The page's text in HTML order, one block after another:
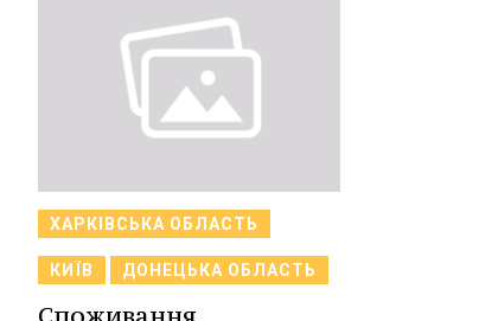
ХАРКІВСЬКА ОБЛАСТЬ
КИЇВ ДОНЕЦЬКА ОБЛАСТЬ